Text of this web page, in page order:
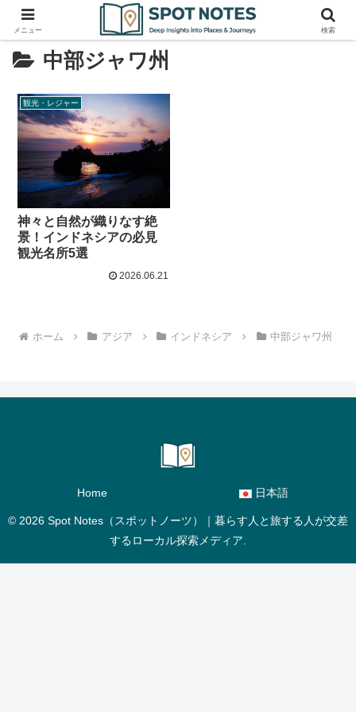
中部ジャワ州
観光・レジャー
神々と自然が織りなす絶
景！インドネシアの必見
観光名所5選
2026.06.21
ホーム アジア インドネシア 中部ジャワ州
Home 日本語
© 2026 Spot Notes（スポットノーツ）｜暮らす人と旅する人が交差
するローカル探索メディア.
メニュー 検索